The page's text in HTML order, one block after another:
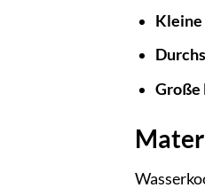
Kleine
Große